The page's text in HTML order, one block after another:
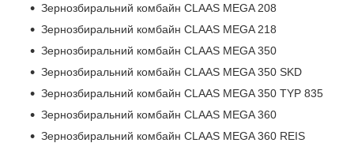
Зернозбиральний комбайн CLAAS MEGA 208
Зернозбиральний комбайн CLAAS MEGA 218
Зернозбиральний комбайн CLAAS MEGA 350
Зернозбиральний комбайн CLAAS MEGA 350 SKD
Зернозбиральний комбайн CLAAS MEGA 350 TYP 835
Зернозбиральний комбайн CLAAS MEGA 360
Зернозбиральний комбайн CLAAS MEGA 360 REIS